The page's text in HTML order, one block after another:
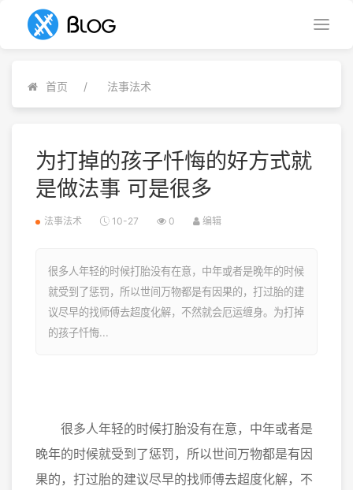
首页 法事法术
为打掉的孩子忏悔的好方式就
是做法事 可是很多
法事法术 10-27 0 编辑
很多人年轻的时候打胎没有在意，中年或者是晚年的时候
就受到了惩罚，所以世间万物都是有因果的，打过胎的建
议尽早的找师傅去超度化解，不然就会厄运缠身。为打掉
的孩子忏悔...
很多人年轻的时候打胎没有在意，中年或者是
晚年的时候就受到了惩罚，所以世间万物都是有因
果的，打过胎的建议尽早的找师傅去超度化解，不